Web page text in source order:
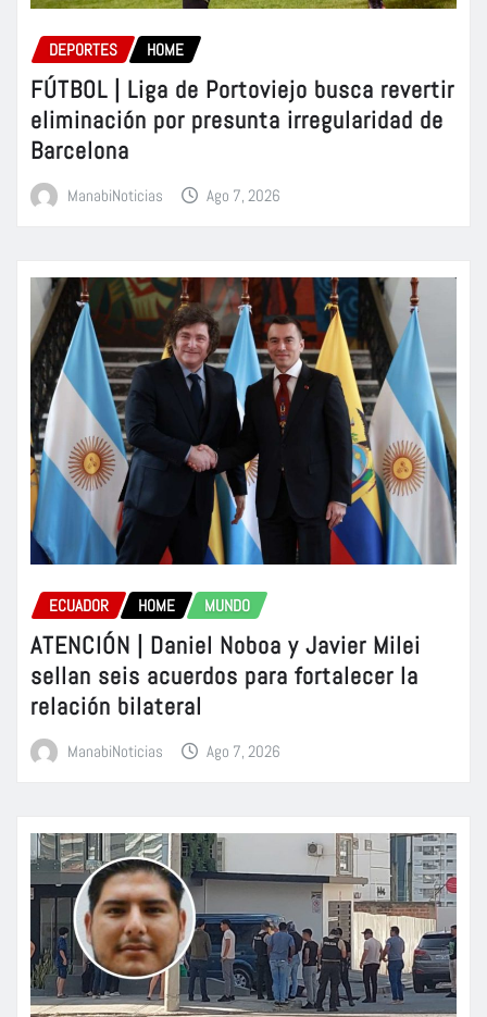
DEPORTES HOME
FÚTBOL | Liga de Portoviejo busca revertir
eliminación por presunta irregularidad de
Barcelona
ManabiNoticias Ago 7, 2026
ECUADOR HOME MUNDO
ATENCIÓN | Daniel Noboa y Javier Milei
sellan seis acuerdos para fortalecer la
relación bilateral
ManabiNoticias Ago 7, 2026